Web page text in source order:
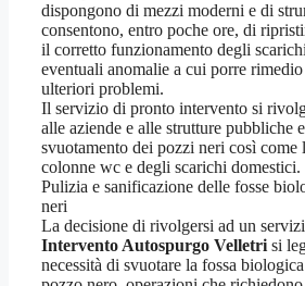
dispongono di mezzi moderni e di
consentono, entro poche ore, di
il corretto funzionamento degli
eventuali anomalie a cui porre
ulteriori problemi.
Il servizio di pronto intervento si
alle aziende e alle strutture pubbliche
svuotamento dei pozzi neri così come
colonne wc e degli scarichi domestici.
Pulizia e sanificazione delle fosse
neri
La decisione di rivolgersi ad un
Intervento Autospurgo Velletrisi
necessità di svuotare la fossa